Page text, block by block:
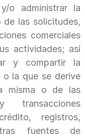
o administrar la
las solicitudes,
comerciales
actividades; así
y compartir la
o la que se derive
misma o de las
transacciones
registros,
fuentes de